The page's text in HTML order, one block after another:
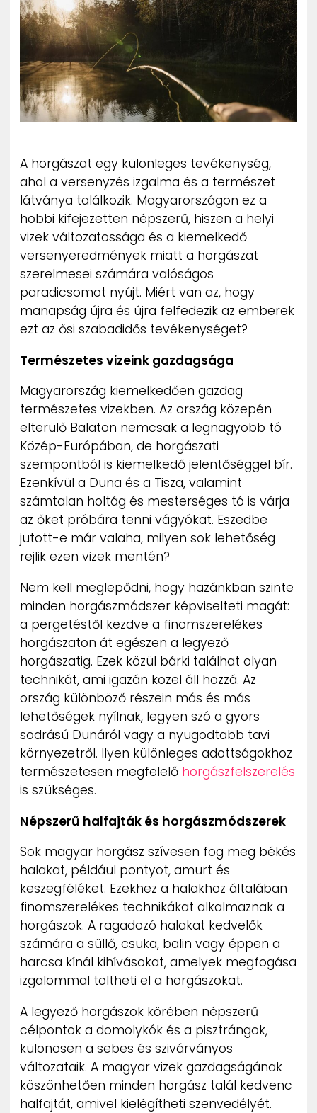
ZENE
MÉDIAAJÁNLAT
IMPRESSZUM
PR-ARCHÍVUM
ADATKEZELÉSI TÁJÉKOZTATÓ
A horgászat egy különleges tevékenység,
ahol a versenyzés izgalma és a természet
látványa találkozik. Magyarországon ez a
hobbi kifejezetten népszerű, hiszen a helyi
vizek változatossága és a kiemelkedő
versenyeredmények miatt a horgászat
szerelmesei számára valóságos
paradicsomot nyújt. Miért van az, hogy
manapság újra és újra felfedezik az emberek
ezt az ősi szabadidős tevékenységet?
Természetes vizeink gazdagsága
Magyarország kiemelkedően gazdag
természetes vizekben. Az ország közepén
elterülő Balaton nemcsak a legnagyobb tó
Közép-Európában, de horgászati
szempontból is kiemelkedő jelentőséggel bír.
Ezenkívül a Duna és a Tisza, valamint
számtalan holtág és mesterséges tó is várja
az őket próbára tenni vágyókat. Eszedbe
jutott-e már valaha, milyen sok lehetőség
rejlik ezen vizek mentén?
Nem kell meglepődni, hogy hazánkban szinte
minden horgászmódszer képviselteti magát:
a pergetéstől kezdve a finomszerelékes
horgászaton át egészen a legyező
horgászatig. Ezek közül bárki találhat olyan
technikát, ami igazán közel áll hozzá. Az
ország különböző részein más és más
lehetőségek nyílnak, legyen szó a gyors
sodrású Dunáról vagy a nyugodtabb tavi
környezetről. Ilyen különleges adottságokhoz
természetesen megfelelő horgászfelszerelés
is szükséges.
Népszerű halfajták és horgászmódszerek
Sok magyar horgász szívesen fog meg békés
halakat, például pontyot, amurt és
keszegféléket. Ezekhez a halakhoz általában
finomszerelékes technikákat alkalmaznak a
horgászok. A ragadozó halakat kedvelők
számára a süllő, csuka, balin vagy éppen a
harcsa kínál kihívásokat, amelyek megfogása
izgalommal töltheti el a horgászokat.
A legyező horgászok körében népszerű
célpontok a domolykók és a pisztrángok,
különösen a sebes és szivárványos
változataik. A magyar vizek gazdagságának
köszönhetően minden horgász talál kedvenc
halfajtát, amivel kielégítheti szenvedélyét.